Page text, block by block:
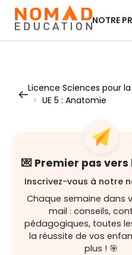
NOTRE
Licence Sciences pour la
> UE 5 : Anatomie
💌 Premier pas
Inscrivez-vous à notre
Chaque semaine dans
mail : conseils,
pédagogiques, toutes
la réussite de vos
plus ! 🎯